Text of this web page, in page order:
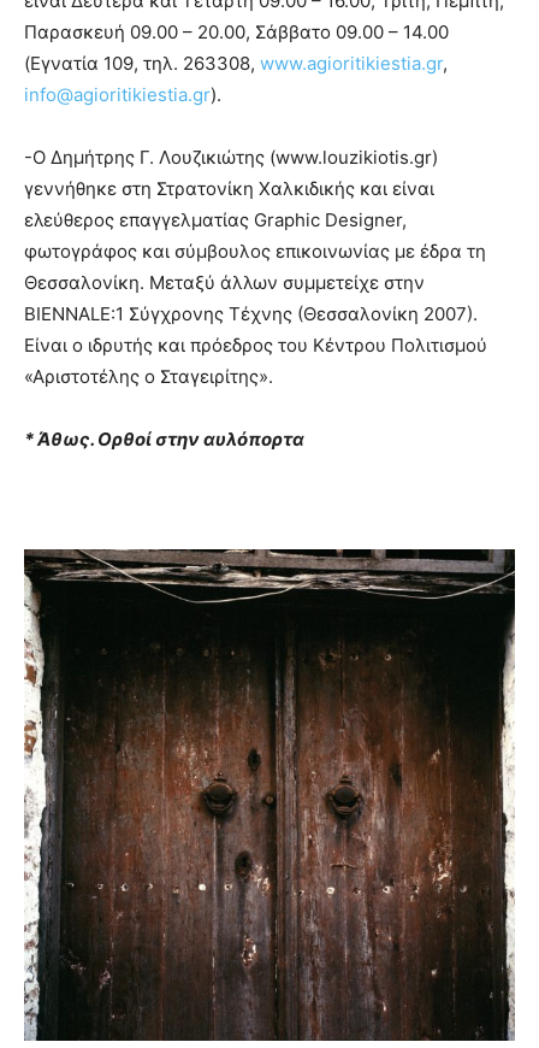
Παρασκευή 09.00 – 20.00, Σάββατο 09.00 – 14.00
(Εγνατία 109, τηλ. 263308, www.agioritikiestia.gr,
info@agioritikiestia.gr).
-Ο Δημήτρης Γ. Λουζικιώτης (www.louzikiotis.gr)
γεννήθηκε στη Στρατονίκη Χαλκιδικής και είναι
ελεύθερος επαγγελματίας Graphic Designer,
φωτογράφος και σύμβουλος επικοινωνίας με έδρα τη
Θεσσαλονίκη. Μεταξύ άλλων συμμετείχε στην
BIENNALE:1 Σύγχρονης Τέχνης (Θεσσαλονίκη 2007).
Είναι ο ιδρυτής και πρόεδρος του Κέντρου Πολιτισμού
«Αριστοτέλης ο Σταγειρίτης».
* Άθως. Ορθοί στην αυλόπορτα